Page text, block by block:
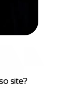
site?